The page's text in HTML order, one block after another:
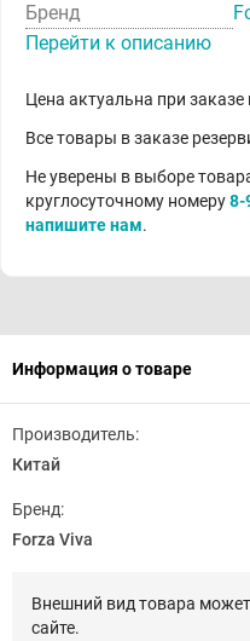
Бренд
Перейти к описанию
Цена актуальна при заказе
Все товары в заказе
Не уверены в выборе
круглосуточному номеру8-
напишите нам.
Информация о товаре
Производитель:
Китай
Бренд:
Forza Viva
Внешний вид товара
сайте.